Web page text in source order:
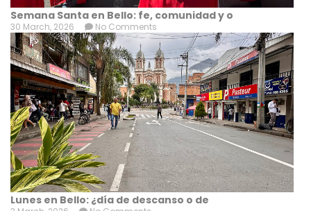
Semana Santa en Bello: fe, comunidad y o
30 March, 2026 No Comments
Lunes en Bello: ¿día de descanso o de